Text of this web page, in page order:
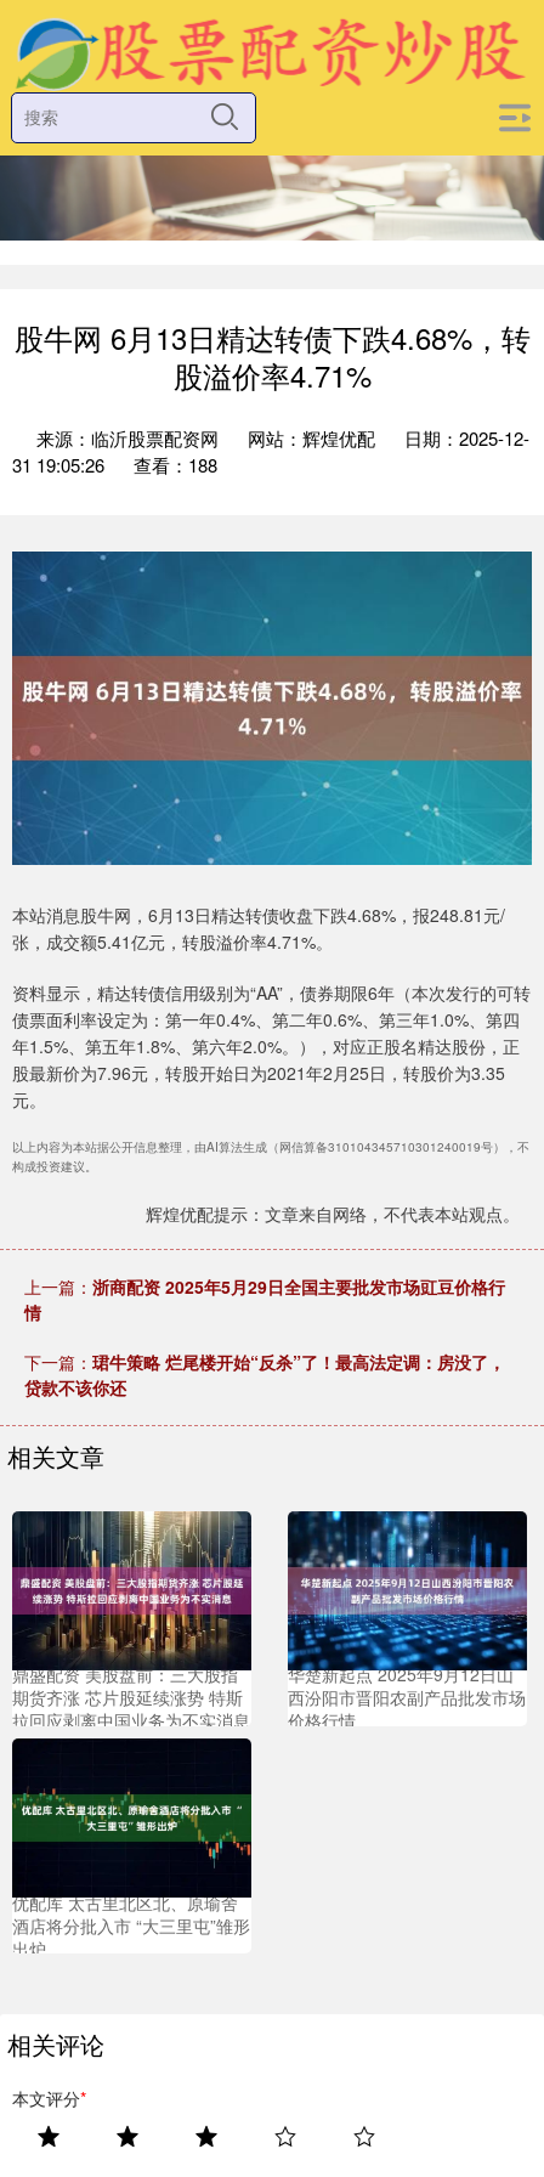
股牛网 6月13日精达转债下跌4.68%，转
股溢价率4.71%
来源：临沂股票配资网 网站：辉煌优配
日期：2025-12-
31 19:05:26
查看：188
本站消息股牛网，6月13日精达转债收盘下跌4.68%，报248.81元/
张，成交额5.41亿元，转股溢价率4.71%。
资料显示，精达转债信用级别为“AA”，债券期限6年（本次发行的可转
债票面利率设定为：第一年0.4%、第二年0.6%、第三年1.0%、第四
年1.5%、第五年1.8%、第六年2.0%。），对应正股名精达股份，正
股最新价为7.96元，转股开始日为2021年2月25日，转股价为3.35
元。
以上内容为本站据公开信息整理，由AI算法生成（网信算备310104345710301240019号），不
构成投资建议。
辉煌优配提示：文章来自网络，不代表本站观点。
上一篇： 浙商配资 2025年5月29日全国主要批发市场豇豆价格行
情
下一篇： 珺牛策略 烂尾楼开始“反杀”了！最高法定调：房没了，
贷款不该你还
相关文章
鼎盛配资 美股盘前：三大股指
期货齐涨 芯片股延续涨势 特斯
拉回应剥离中国业务为不实消息
华楚新起点 2025年9月12日山
西汾阳市晋阳农副产品批发市场
价格行情
优配库 太古里北区北、原瑜舍
酒店将分批入市 “大三里屯”雏形
出炉
相关评论
本文评分*